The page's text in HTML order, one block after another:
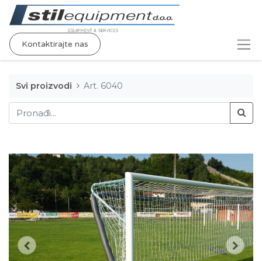
Kontaktirajte nas
Svi proizvodi Art. 6040